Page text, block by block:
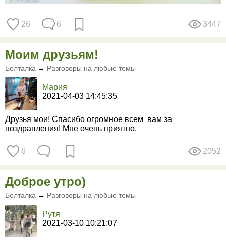
26 6 3447
Моим друзьям!
Болталка → Разговоры на любые темы
Мария
2021-04-03 14:45:35
Друзья мои! Спасибо огромное всем вам за
поздравления! Мне очень приятно.
6 2052
Доброе утро)
Болталка → Разговоры на любые темы
Рутя
2021-03-10 10:21:07